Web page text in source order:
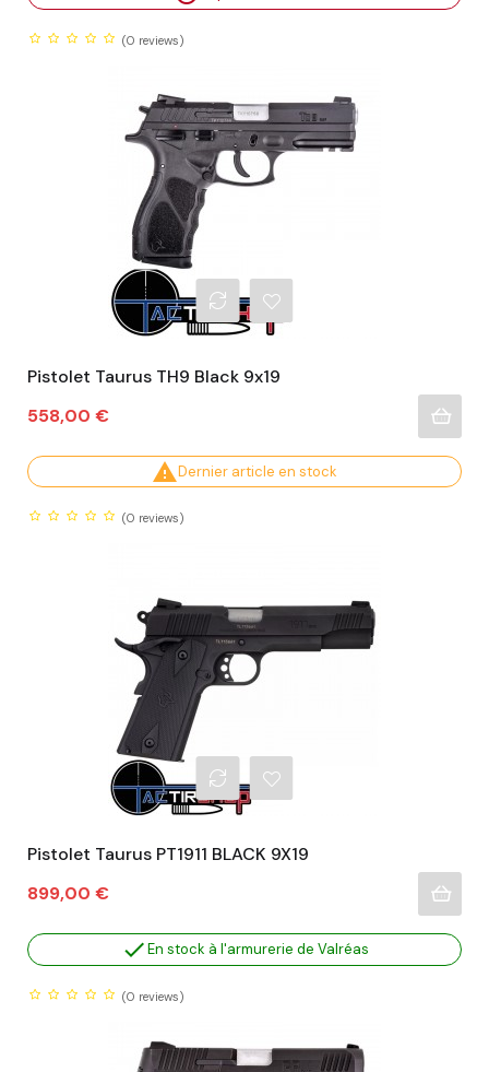
(0 reviews)
Pistolet Taurus TH9 Black 9x19
Prix
558,00 €
Dernier article en stock
(0 reviews)
Pistolet Taurus PT1911 BLACK 9X19
Prix
899,00 €
En stock à l'armurerie de Valréas
(0 reviews)